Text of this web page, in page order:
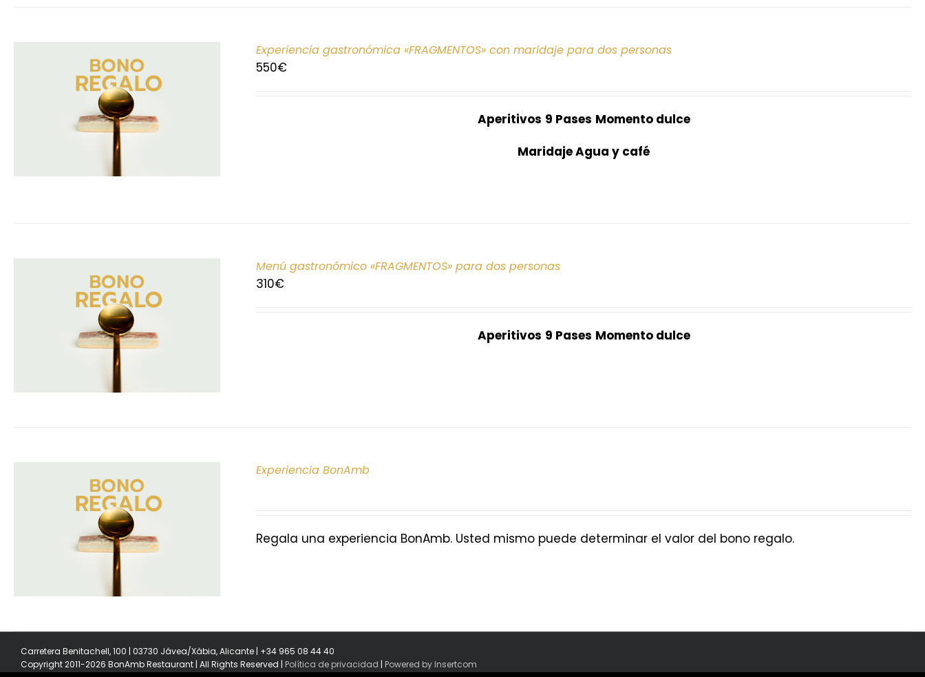
Experiencia gastronómica «FRAGMENTOS» con maridaje para dos personas
550€
Aperitivos 9 Pases Momento dulce
Maridaje Agua y café
Menú gastronómico «FRAGMENTOS» para dos personas
310€
Aperitivos 9 Pases Momento dulce
Experiencia BonAmb
Regala una experiencia BonAmb. Usted mismo puede determinar el valor del bono regalo.
Carretera Benitachell, 100 | 03730 Jávea/Xàbia, Alicante | +34 965 08 44 40
Copyright 2011-2026 BonAmb Restaurant | All Rights Reserved | Política de privacidad | Powered by Insertcom